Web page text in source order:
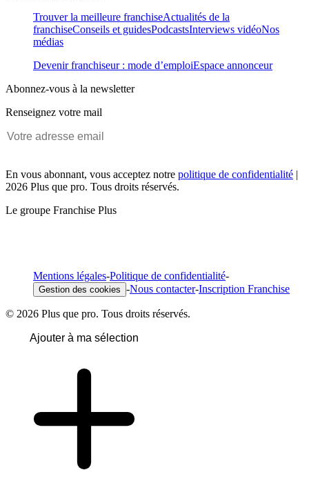
Trouver la meilleure franchiseActualités de la
franchiseConseils et guidesPodcastsInterviews vidéoNos
médias
Devenir franchiseur : mode d’emploiEspace annonceur
Abonnez-vous à la newsletter
Renseignez votre mail
En vous abonnant, vous acceptez notre politique de confidentialité |
2026 Plus que pro. Tous droits réservés.
Le groupe Franchise Plus
Mentions légales-Politique de confidentialité-
Gestion des cookies -Nous contacter-Inscription Franchise
© 2026 Plus que pro. Tous droits réservés.
Ajouter à ma sélection